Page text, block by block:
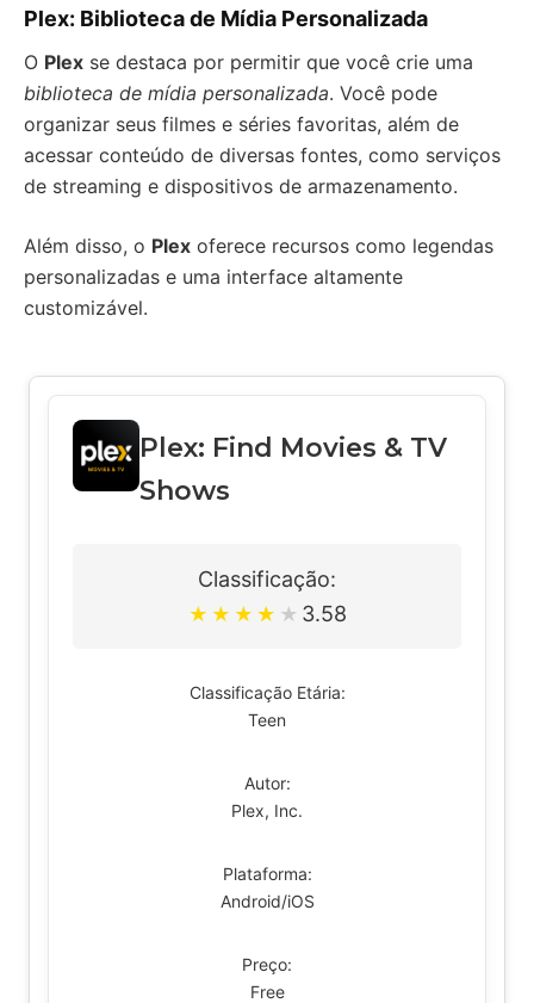
Plex: Biblioteca de Mídia Personalizada
O Plex se destaca por permitir que você crie uma
biblioteca de mídia personalizada. Você pode
organizar seus filmes e séries favoritas, além de
acessar conteúdo de diversas fontes, como serviços
de streaming e dispositivos de armazenamento.
Além disso, o Plex oferece recursos como legendas
personalizadas e uma interface altamente
customizável.
Plex: Find Movies & TV
Shows
Classificação:
★ ★ ★ ★ ★ 3.58
Classificação Etária:
Teen
Autor:
Plex, Inc.
Plataforma:
Android/iOS
Preço:
Free